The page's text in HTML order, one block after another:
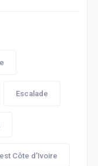
Escalade
Côte d'Ivoire